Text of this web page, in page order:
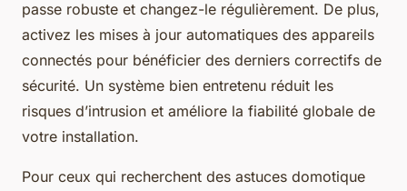
passe robuste et changez-le régulièrement. De plus,
activez les mises à jour automatiques des appareils
connectés pour bénéficier des derniers correctifs de
sécurité. Un système bien entretenu réduit les
risques d’intrusion et améliore la fiabilité globale de
votre installation.
Pour ceux qui recherchent des astuces domotique